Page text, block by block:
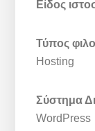
Είδος
Τύπος
Hosting
Σύστημα
WordPress